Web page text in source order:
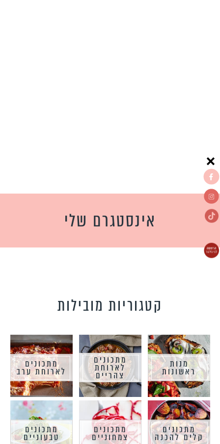
אינסטגרם שלי
קטגוריות מובילות
מנות
ראשונות
מתכונים
לארוחת
צהריים
מתכונים
לארוחת ערב
מתכונים
קלים להכנה
מתכונים
צמחוניים
מתכונים
טבעוניים